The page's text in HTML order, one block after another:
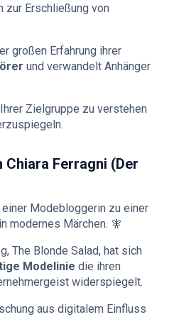
zur Erschließung von
großen Erfahrung ihrer
und verwandelt Anhänger
Zielgruppe zu verstehen
Chiara Ferragni (Der
Modebloggerin zu einer
modernes Märchen. 🧚
The Blonde Salad, hat sich
Modelinie die ihren
widerspiegelt.
aus digitalem Einfluss